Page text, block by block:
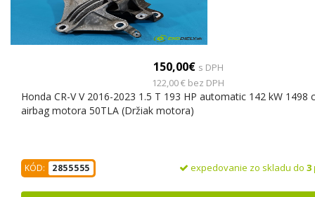
150,00€ s DPH
122,00 € bez DPH
Honda CR-V V 2016-2023 1.5 T 193 HP automatic 142 kW 1498
airbag motora 50TLA (Držiak motora)
KÓD: 2855555 expedovanie zo skladu do 3